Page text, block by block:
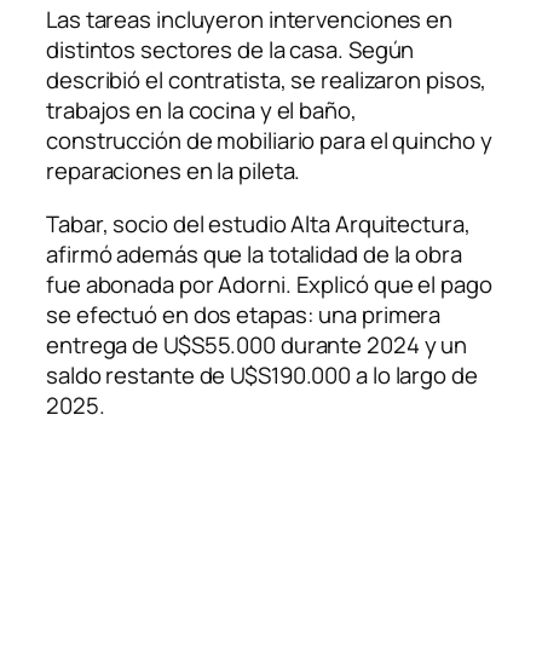
Las tareas incluyeron intervenciones en
distintos sectores de la casa. Según
describió el contratista, se realizaron pisos,
trabajos en la cocina y el baño,
construcción de mobiliario para el quincho y
reparaciones en la pileta.
Tabar, socio del estudio Alta Arquitectura,
afirmó además que la totalidad de la obra
fue abonada por Adorni. Explicó que el pago
se efectuó en dos etapas: una primera
entrega de U$S55.000 durante 2024 y un
saldo restante de U$S190.000 a lo largo de
2025.